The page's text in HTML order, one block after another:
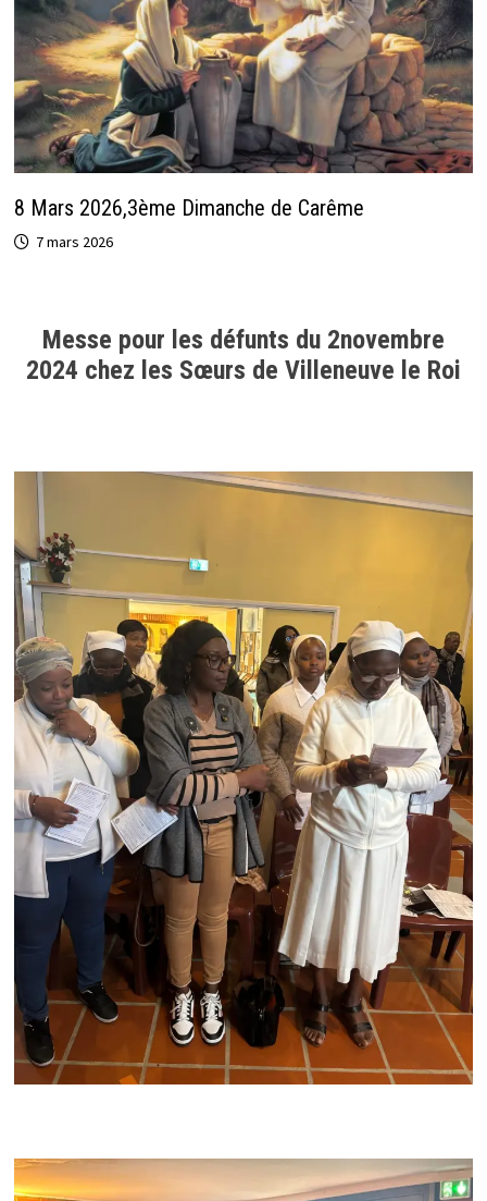
8 Mars 2026,3ème Dimanche de Carême
7 mars 2026
Messe pour les défunts du 2novembre
2024 chez les Sœurs de Villeneuve le Roi